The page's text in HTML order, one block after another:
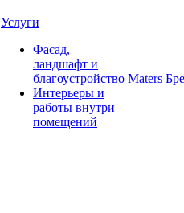
Услуги
Фасад,
ландшафт и
благоустройство
Интерьеры и
работы внутри
помещений
Maters